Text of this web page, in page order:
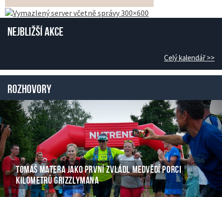
Nejbližší akce
Celý kalendář >>
Rozhovory
TOMÁŠ MATERA JAKO PRVNÍ ZVLÁDL MEDVĚDÍ PORCI
KILOMETRŮ GRIZZLYMANA